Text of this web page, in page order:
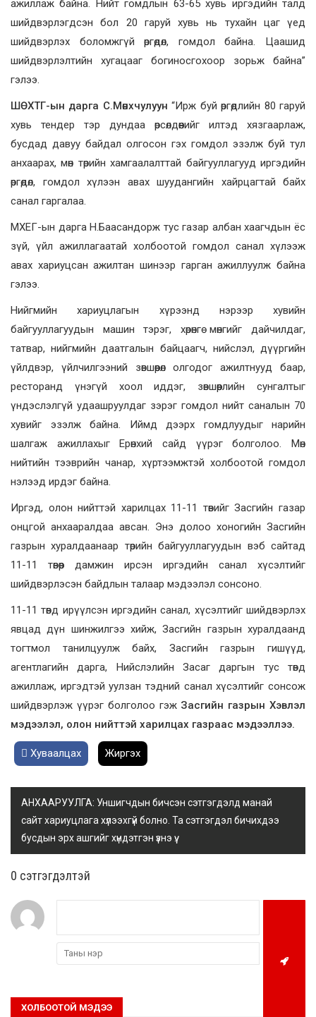
ажиллаж байна. Нийт гомдлын 63-65 хувь иргэдийн талд
шийдвэрлэгдсэн бол 20 гаруй хувь нь тухайн цаг үед
шийдвэрлэх боломжгүй өргөдөл, гомдол байна. Цаашид
шийдвэрлэлтийн хугацааг богиносгохоор зорьж байна”
гэлээ.
ШӨХТГ-ын дарга С.Мөнхчулуун “Ирж буй өргөдлийн 80 гаруй
хувь тендер тэр дундаа өрсөлдөөнийг илтэд хязгаарлаж,
бусдад давуу байдал олгосон гэх гомдол эзэлж буй тул
анхаарах, мөн төрийн хамгаалалттай байгууллагууд иргэдийн
өргөдөл, гомдол хүлээн авах шуудангийн хайрцагтай байх
санал гаргалаа.
МХЕГ-ын дарга Н.Баасандорж тус газар албан хаагчдын ёс
зүй, үйл ажиллагаатай холбоотой гомдол санал хүлээж
авах хариуцсан ажилтан шинээр гарган ажиллуулж байна
гэлээ.
Нийгмийн хариуцлагын хүрээнд нэрээр хувийн
байгууллагуудын машин тэрэг, хөрөнгө мөнгийг дайчилдаг,
татвар, нийгмийн даатгалын байцаагч, нийслэл, дүүргийн
үйлдвэр, үйлчилгээний зөвшөөрөл олгодог ажилтнууд баар,
ресторанд үнэгүй хоол иддэг, зөвшөөрлийн сунгалтыг
үндэслэлгүй удаашруулдаг зэрэг гомдол нийт саналын 70
хувийг эзэлж байна. Иймд дээрх гомдлуудыг нарийн
шалгаж ажиллахыг Ерөнхий сайд үүрэг болголоо. Мөн
нийтийн тээврийн чанар, хүртээмжтэй холбоотой гомдол
нэлээд ирдэг байна.
Иргэд, олон нийттэй харилцах 11-11 төвийг Засгийн газар
онцгой анхааралдаа авсан. Энэ долоо хоногийн Засгийн
газрын хуралдаанаар төрийн байгууллагуудын вэб сайтад
11-11 төвөөр дамжин ирсэн иргэдийн санал хүсэлтийг
шийдвэрлэсэн байдлын талаар мэдээлэл сонсоно.
11-11 төвд ирүүлсэн иргэдийн санал, хүсэлтийг шийдвэрлэх
явцад дүн шинжилгээ хийж, Засгийн газрын хуралдаанд
тогтмол танилцуулж байх, Засгийн газрын гишүүд,
агентлагийн дарга, Нийслэлийн Засаг даргын тус төвд
ажиллаж, иргэдтэй уулзан тэдний санал хүсэлтийг сонсож
шийдвэрлэж үүрэг болголоо гэж Засгийн газрын Хэвлэл
мэдээлэл, олон нийттэй харилцах газраас мэдээллээ.
Хуваалцах Жиргэх
АНХААРУУЛГА: Уншигчдын бичсэн сэтгэгдэлд манай
сайт хариуцлага хүлээхгүй болно. Та сэтгэгдэл бичихдээ
бусдын эрх ашгийг хүндэтгэн үзнэ үү.
0 cэтгэгдэлтэй
ХОЛБООТОЙ МЭДЭЭ